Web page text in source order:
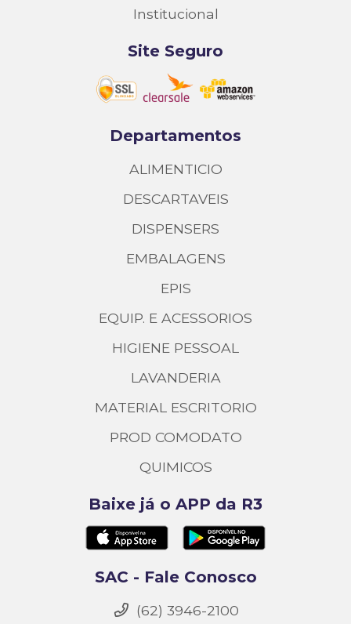
Institucional
Site Seguro
Departamentos
ALIMENTICIO
DESCARTAVEIS
DISPENSERS
EMBALAGENS
EPIS
EQUIP. E ACESSORIOS
HIGIENE PESSOAL
LAVANDERIA
MATERIAL ESCRITORIO
PROD COMODATO
QUIMICOS
Baixe já o APP da R3
SAC - Fale Conosco
(62) 3946-2100